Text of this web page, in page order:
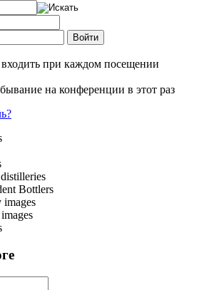
при каждом посещении
на конференции в этот раз
Bottlers